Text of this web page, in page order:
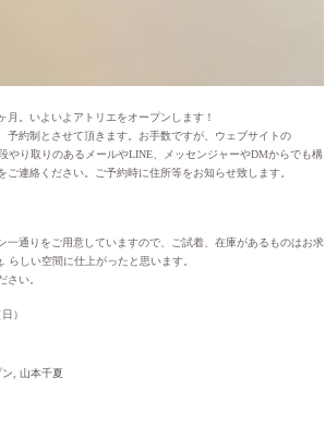
月。いよいよアトリエをオープンします！
予約制とさせて頂きます。お手数ですが、ウェブサイトの
やり取りのあるメールやLINE、メッセンジャーやDMからでも構
ご連絡ください。ご予約時に住所等をお知らせ致します。
一通りをご用意していますので、ご試着、在庫があるものはお求
らしい空間に仕上がったと思います。
さい。
）
山本千夏